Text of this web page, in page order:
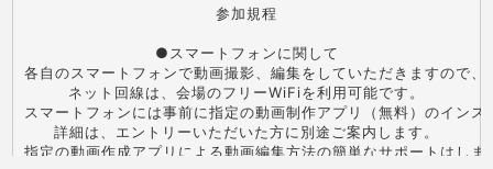
参加規程
●スマートフォンに関して
各自のスマートフォンで動画撮影、編集をしていただきますので
ネット回線は、会場のフリーWiFiを利用可能です。
スマートフォンには事前に指定の動画制作アプリ（無料）のインス
詳細は、エントリーいただいた方に別途ご案内します。
指定の動画作成アプリによる動画編集方法の簡単なサポートはし